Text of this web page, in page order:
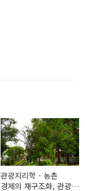
관광지리학 - 농촌
경제의 재구조화, 관광